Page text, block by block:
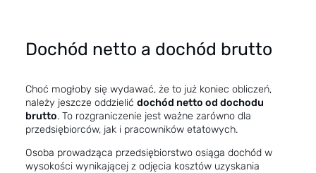
Dochód netto a dochód brutto
Choć mogłoby się wydawać, że to już koniec obliczeń,
należy jeszcze oddzielić dochód netto od dochodu
brutto. To rozgraniczenie jest ważne zarówno dla
przedsiębiorców, jak i pracowników etatowych.
Osoba prowadząca przedsiębiorstwo osiąga dochód w
wysokości wynikającej z odjęcia kosztów uzyskania